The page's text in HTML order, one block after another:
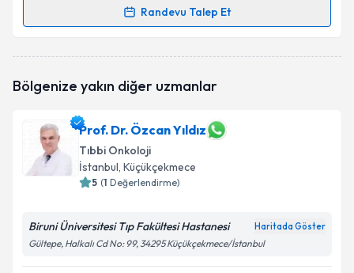
Randevu Talep Et
oluşturun. Size bu uzmandan randevu almanız için bir
Kişisel verilerimin işlenmesine ilişkin
Takvim Talebini Gönder
Bölgenize yakın diğer uzmanlar
Prof. Dr. Özcan Yıldız
Tıbbi Onkoloji
İstanbul, Küçükçekmece
5 (1 Değerlendirme)
Biruni Üniversitesi Tıp Fakültesi Hastanesi Haritada Göster
Gültepe, Halkalı Cd No: 99, 34295 Küçükçekmece/İstanbul